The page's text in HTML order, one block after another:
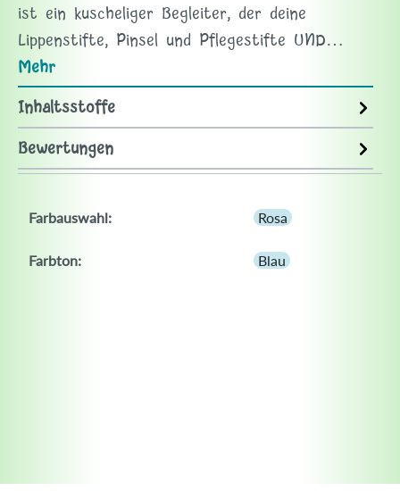
ist ein kuscheliger Begleiter, der deine
Lippenstifte, Pinsel und Pflegestifte UND…
Mehr
Inhaltsstoffe
Bewertungen
Farbauswahl: Rosa
Farbton: Blau